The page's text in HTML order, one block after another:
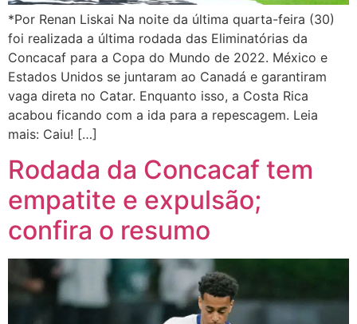
*Por Renan Liskai Na noite da última quarta-feira (30)
foi realizada a última rodada das Eliminatórias da
Concacaf para a Copa do Mundo de 2022. México e
Estados Unidos se juntaram ao Canadá e garantiram
vaga direta no Catar. Enquanto isso, a Costa Rica
acabou ficando com a ida para a repescagem. Leia
mais: Caiu! […]
Rodada da Concacaf tem
empatite e expulsão;
confira o resumo